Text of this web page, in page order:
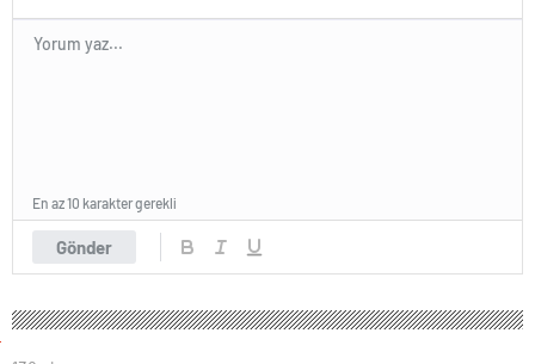
Gönder
En az 10 karakter gerekli